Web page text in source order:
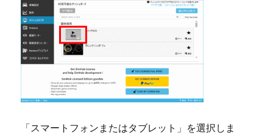
「スマートフォンまたはタブレット」を選択しま